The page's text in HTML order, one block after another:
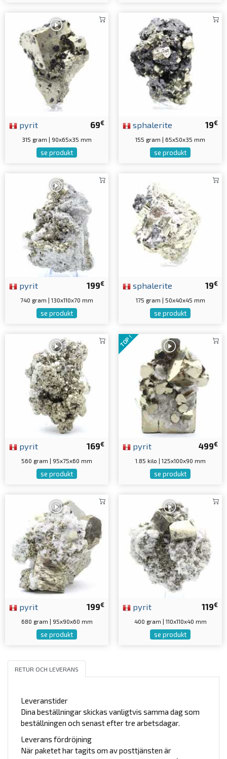
69€
pyrit
315 gram | 90x65x35 mm
se produkt
19€
sphalerite
155 gram | 65x50x35 mm
se produkt
199€
pyrit
740 gram | 130x110x70 mm
se produkt
19€
sphalerite
175 gram | 50x40x45 mm
se produkt
169€
pyrit
560 gram | 95x75x60 mm
se produkt
TOP !
499€
pyrit
1.85 kilo | 125x100x90 mm
se produkt
199€
pyrit
680 gram | 95x90x60 mm
se produkt
119€
pyrit
400 gram | 110x110x40 mm
se produkt
RETUR OCH LEVERANS
Leveranstider
Dina beställningar skickas vanligtvis samma dag som
beställningen och senast efter tre arbetsdagar.
Leverans fördröjning
När paketet har tagits om av posttjänsten är